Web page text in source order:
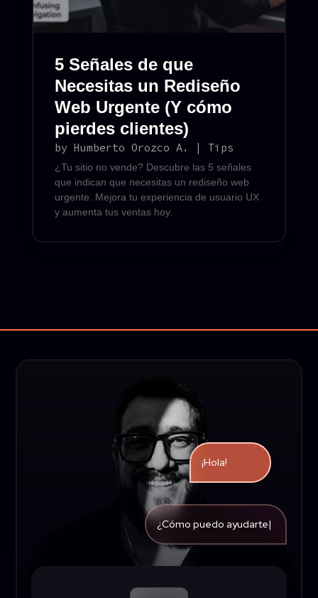
5 Señales de que
Necesitas un Rediseño
Web Urgente (Y cómo
pierdes clientes)
by Humberto Orozco A. | Tips
¿Tu sitio no vende? Descubre las 5 señales
que indican que necesitas un rediseño web
urgente. Mejora tu experiencia de usuario UX
y aumenta tus ventas hoy.
¡Hola!
¿Cómo puedo ayu|